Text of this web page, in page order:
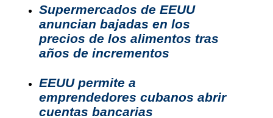
Supermercados de EEUU
anuncian bajadas en los
precios de los alimentos tras
años de incrementos
EEUU permite a
emprendedores cubanos abrir
cuentas bancarias